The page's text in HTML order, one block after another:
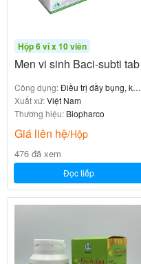
Hộp 6 vỉ x 10 viên
Men vi sinh Baci-subti tab
Công dụng:Điều trị đầy bụng, khó
tiêu.
Xuất xứ:Việt Nam
Thương hiệu: Biopharco
Giá liên hệ/Hộp
476 đã xem
Đọc tiếp